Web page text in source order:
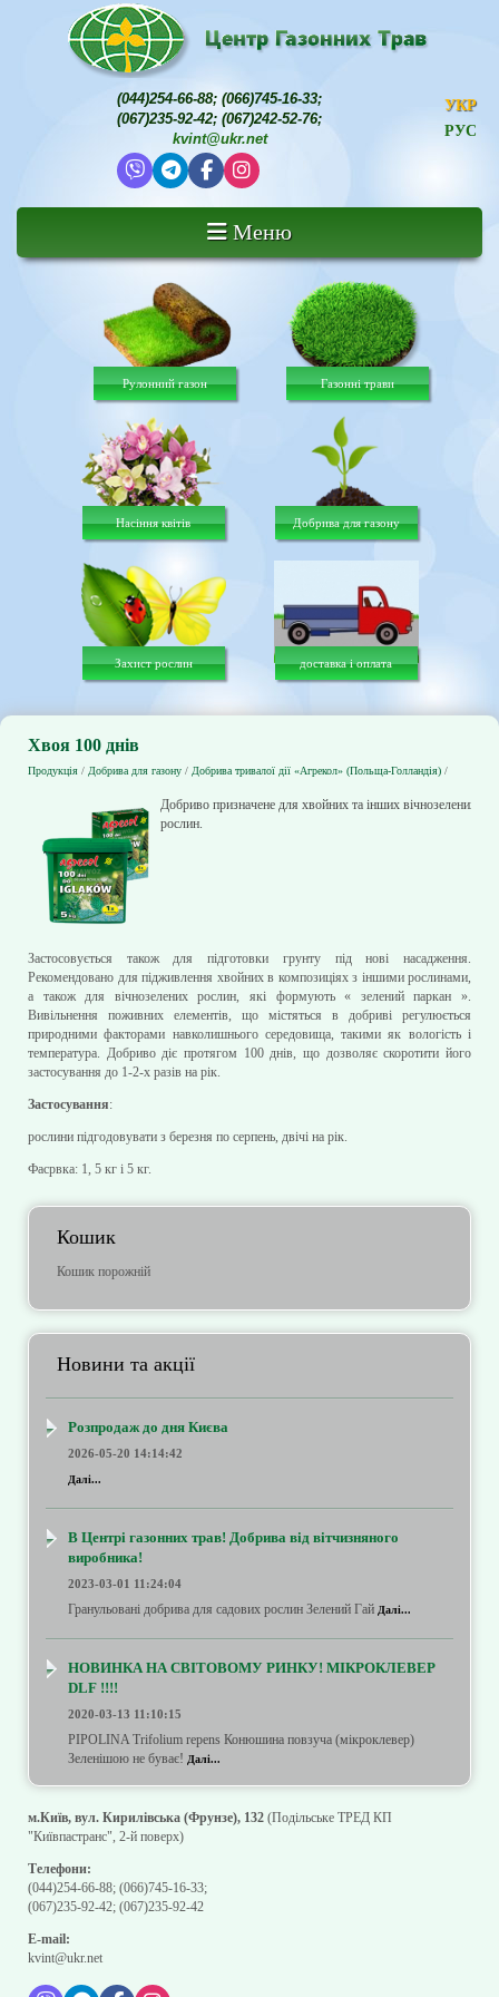
(044)254-66-88; (066)745-16-33;
(067)235-92-42; (067)242-52-76;
kvint@ukr.net
УКР
РУС
Меню
Рулонний газон Газонні трави
Насіння квітів Добрива для газону
Захист рослин доставка і оплата
Хвоя 100 днів
Продукція / Добрива для газону / Добрива тривалої дії «Агрекол» (Польща-Голландія) /
Добриво призначене для хвойних та інших вічнозелених
рослин.
Застосовується також для підготовки грунту під нові насадження.
Рекомендовано для підживлення хвойних в композиціях з іншими рослинами,
а також для вічнозелених рослин, які формують « зелений паркан ».
Вивільнення поживних елементів, що містяться в добриві регулюється
природними факторами навколишнього середовища, такими як вологість і
температура. Добриво діє протягом 100 днів, що дозволяє скоротити його
застосування до 1-2-х разів на рік.
Застосування:
рослини підгодовувати з березня по серпень, двічі на рік.
Фасрвка: 1, 5 кг і 5 кг.
Кошик
Кошик порожній
Новини та акції
Розпродаж до дня Києва
2026-05-20 14:14:42
Далі...
В Центрі газонних трав! Добрива від вітчизняного
виробника!
2023-03-01 11:24:04
Гранульовані добрива для садових рослин Зелений Гай Далі...
НОВИНКА НА СВІТОВОМУ РИНКУ! МІКРОКЛЕВЕР
DLF !!!!
2020-03-13 11:10:15
PIPOLINA Trifolium repens Конюшина повзуча (мікроклевер)
Зеленішою не буває! Далі...
м.Київ, вул. Кирилівська (Фрунзе), 132 (Подільське ТРЕД КП
"Київпастранс", 2-й поверх)
Телефони:
(044)254-66-88; (066)745-16-33;
(067)235-92-42; (067)235-92-42
E-mail:
kvint@ukr.net